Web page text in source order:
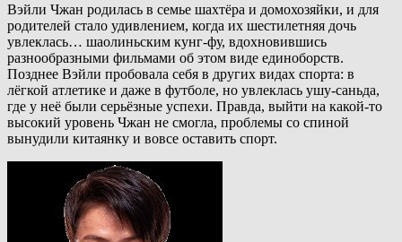
Вэйли Чжан родилась в семье шахтёра и домохозяйки, и для
родителей стало удивлением, когда их шестилетняя дочь
увлеклась… шаолиньским кунг-фу, вдохновившись
разнообразными фильмами об этом виде единоборств.
Позднее Вэйли пробовала себя в других видах спорта: в
лёгкой атлетике и даже в футболе, но увлеклась ушу-саньда,
где у неё были серьёзные успехи. Правда, выйти на какой-то
высокий уровень Чжан не смогла, проблемы со спиной
вынудили китаянку и вовсе оставить спорт.